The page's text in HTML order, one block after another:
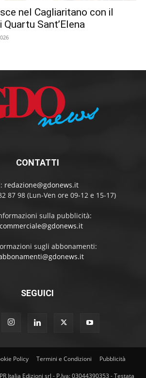
nel Cagliaritano con il
Sant’Elena
CONTATTI
redazione@gdonews.it
87 98 (Lun-Ven ore 09-12 e 15-17)
sulla pubblicità:
commerciale@gdonews.it
sugli abbonamenti:
SEGUICI
Policy Termini e Condizioni Pubblicità
Italia Edizioni srl - P.Iva: 03044390353 - Testata